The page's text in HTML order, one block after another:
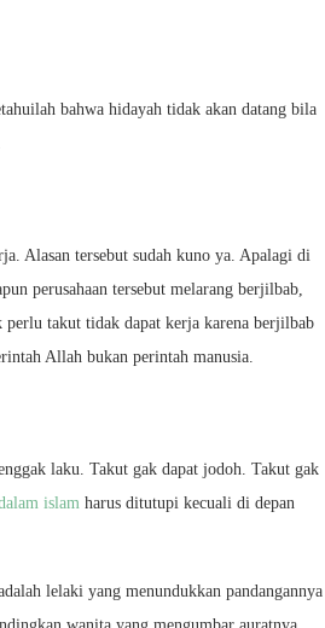
bahwa hidayah tidak akan datang bila
Alasan tersebut sudah kuno ya. Apalagi di
perusahaan tersebut melarang berjilbab,
takut tidak dapat kerja karena berjilbab
Allah bukan perintah manusia.
laku. Takut gak dapat jodoh. Takut gak
islam harus ditutupi kecuali di depan
lelaki yang menundukkan pandangannya